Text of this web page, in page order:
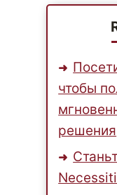
чтобы
решения